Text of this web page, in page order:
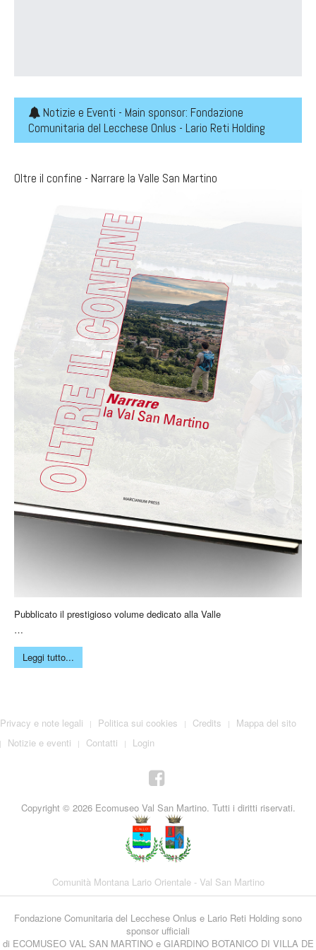
Notizie e Eventi - Main sponsor: Fondazione
Comunitaria del Lecchese Onlus - Lario Reti Holding
Oltre il confine - Narrare la Valle San Martino
Pubblicato il prestigioso volume dedicato alla Valle
…
Leggi tutto...
Privacy e note legali Politica sui cookies Credits
Mappa del sito
Notizie e eventi
Contatti Login
Copyright © 2026 Ecomuseo Val San Martino. Tutti i diritti riservati.
Comunità Montana Lario Orientale - Val San Martino
Fondazione Comunitaria del Lecchese Onlus e Lario Reti Holding sono
sponsor ufficiali
di ECOMUSEO VAL SAN MARTINO e GIARDINO BOTANICO DI VILLA DE